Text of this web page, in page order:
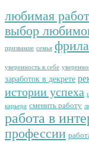
любимая
выбор
призвание семья
уверенность в себе
заработок в декрете
истории успеха
карьера сменить работу
работа в
профессии